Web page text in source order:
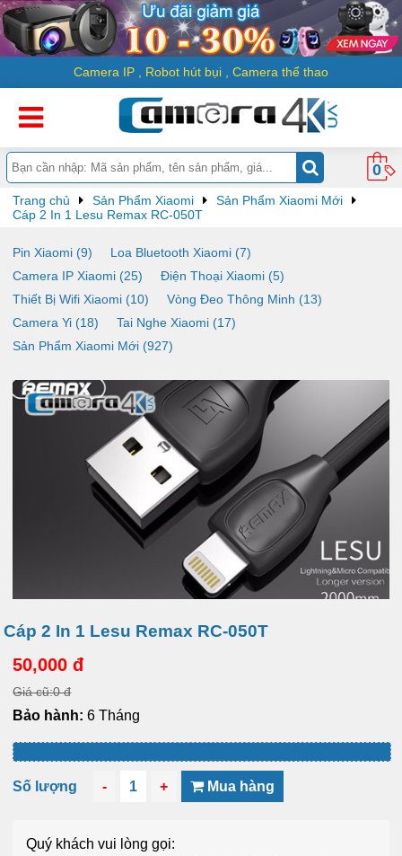
Camera IP Robot hút bụi Camera thể thao
0
Trang chủ Sản Phẩm Xiaomi
Sản Phẩm Xiaomi Mới
Cáp 2 In 1 Lesu Remax RC-050T
Pin Xiaomi (9)
Loa Bluetooth Xiaomi (7)
Camera IP Xiaomi (25)
Điện Thoại Xiaomi (5)
Thiết Bị Wifi Xiaomi (10)
Vòng Đeo Thông Minh (13)
Camera Yi (18)
Tai Nghe Xiaomi (17)
Sản Phẩm Xiaomi Mới (927)
Cáp 2 In 1 Lesu Remax RC-050T
50,000 đ
Giá cũ:0 đ
Bảo hành: 6 Tháng
Số lượng - 1 + Mua hàng
Quý khách vui lòng gọi: